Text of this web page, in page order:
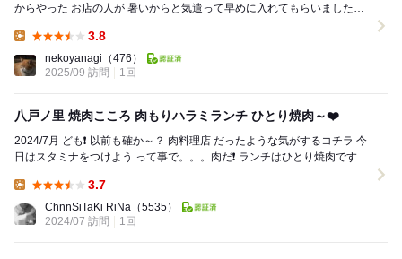
からやった お店の人が 暑いからと気遣って早めに入れてもらいました＾
3.8
nekoyanagi （476）
2025/09 訪問
1回
八戸ノ里 焼肉こころ 肉もりハラミランチ ひとり焼肉～❤️
2024/7月 ども❗ 以前も確か～？ 肉料理店 だったような気がするコチラ 今
日はスタミナをつけよう って事で。。。肉だ❗ ランチはひとり焼肉です...
3.7
ChnnSiTaKi RiNa （5535）
2024/07 訪問
1回